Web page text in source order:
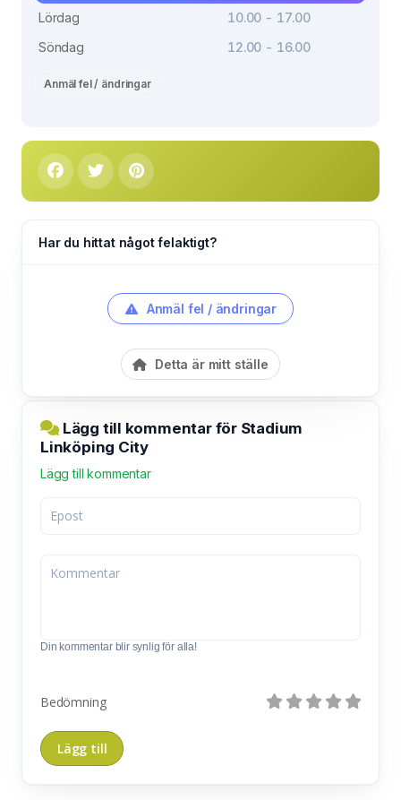
Lördag
10.00 - 17.00
Söndag
12.00 - 16.00
Anmäl fel / ändringar
Har du hittat något felaktigt?
Anmäl fel / ändringar
Detta är mitt ställe
Lägg till kommentar för Stadium
Linköping City
Lägg till kommentar
Din kommentar blir synlig för alla!
Bedömning